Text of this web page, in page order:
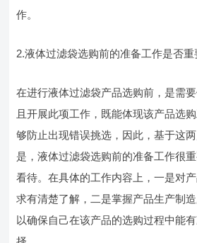
作。
2.液体过滤袋选购前的准备工作是否重
在进行液体过滤袋产品选购前，是需
且开展此项工作，既能体现该产品选
够防止出现错误挑选，因此，基于这
是，液体过滤袋选购前的准备工作很
看待。在具体的工作内容上，一是对
求有清楚了解，二是掌握产品生产制
以确保自己在该产品的选购过程中能